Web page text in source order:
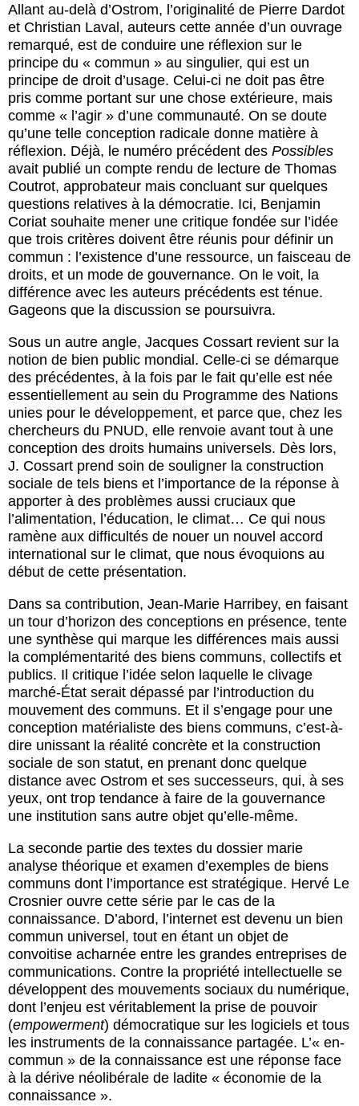
Allant au-delà d’Ostrom, l’originalité de Pierre Dardot
et Christian Laval, auteurs cette année d’un ouvrage
remarqué, est de conduire une réflexion sur le
principe du « commun » au singulier, qui est un
principe de droit d’usage. Celui-ci ne doit pas être
pris comme portant sur une chose extérieure, mais
comme « l’agir » d’une communauté. On se doute
qu’une telle conception radicale donne matière à
réflexion. Déjà, le numéro précédent des Possibles
avait publié un compte rendu de lecture de Thomas
Coutrot, approbateur mais concluant sur quelques
questions relatives à la démocratie. Ici, Benjamin
Coriat souhaite mener une critique fondée sur l’idée
que trois critères doivent être réunis pour définir un
commun : l’existence d’une ressource, un faisceau de
droits, et un mode de gouvernance. On le voit, la
différence avec les auteurs précédents est ténue.
Gageons que la discussion se poursuivra.
Sous un autre angle, Jacques Cossart revient sur la
notion de bien public mondial. Celle-ci se démarque
des précédentes, à la fois par le fait qu’elle est née
essentiellement au sein du Programme des Nations
unies pour le développement, et parce que, chez les
chercheurs du PNUD, elle renvoie avant tout à une
conception des droits humains universels. Dès lors,
J. Cossart prend soin de souligner la construction
sociale de tels biens et l’importance de la réponse à
apporter à des problèmes aussi cruciaux que
l’alimentation, l’éducation, le climat… Ce qui nous
ramène aux difficultés de nouer un nouvel accord
international sur le climat, que nous évoquions au
début de cette présentation.
Dans sa contribution, Jean-Marie Harribey, en faisant
un tour d’horizon des conceptions en présence, tente
une synthèse qui marque les différences mais aussi
la complémentarité des biens communs, collectifs et
publics. Il critique l’idée selon laquelle le clivage
marché-État serait dépassé par l’introduction du
mouvement des communs. Et il s’engage pour une
conception matérialiste des biens communs, c’est-à-
dire unissant la réalité concrète et la construction
sociale de son statut, en prenant donc quelque
distance avec Ostrom et ses successeurs, qui, à ses
yeux, ont trop tendance à faire de la gouvernance
une institution sans autre objet qu’elle-même.
La seconde partie des textes du dossier marie
analyse théorique et examen d’exemples de biens
communs dont l’importance est stratégique. Hervé Le
Crosnier ouvre cette série par le cas de la
connaissance. D’abord, l’internet est devenu un bien
commun universel, tout en étant un objet de
convoitise acharnée entre les grandes entreprises de
communications. Contre la propriété intellectuelle se
développent des mouvements sociaux du numérique,
dont l’enjeu est véritablement la prise de pouvoir
(empowerment) démocratique sur les logiciels et tous
les instruments de la connaissance partagée. L’« en-
commun » de la connaissance est une réponse face
à la dérive néolibérale de ladite « économie de la
connaissance ».